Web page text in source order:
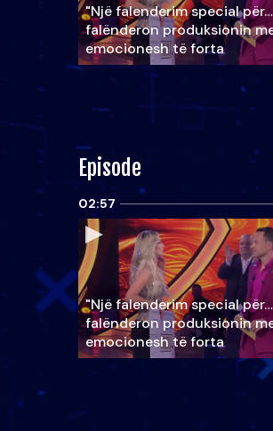
"Një falenderim special
falënderon produksionin
emocionesh të forta
Episode
02:57
"Një falenderim special
falënderon produksionin
emocionesh të forta